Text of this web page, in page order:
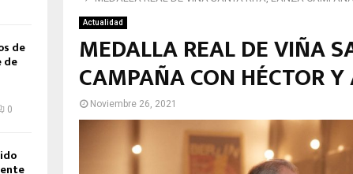
Actualidad
MEDALLA REAL DE VIÑA
CAMPAÑA CON HÉCTOR
Noviembre 26, 2021
de
de
0